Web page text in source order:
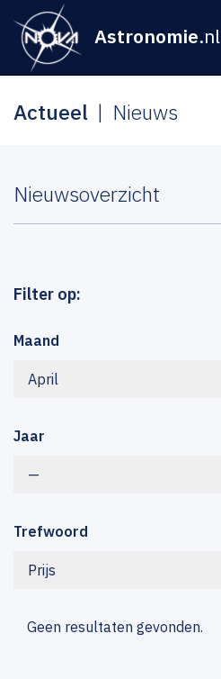
Astronomie.nl
Actueel Nieuws
Nieuwsoverzicht
Filter op:
Maand
April
Jaar
—
Trefwoord
Prijs
Geen resultaten gevonden.